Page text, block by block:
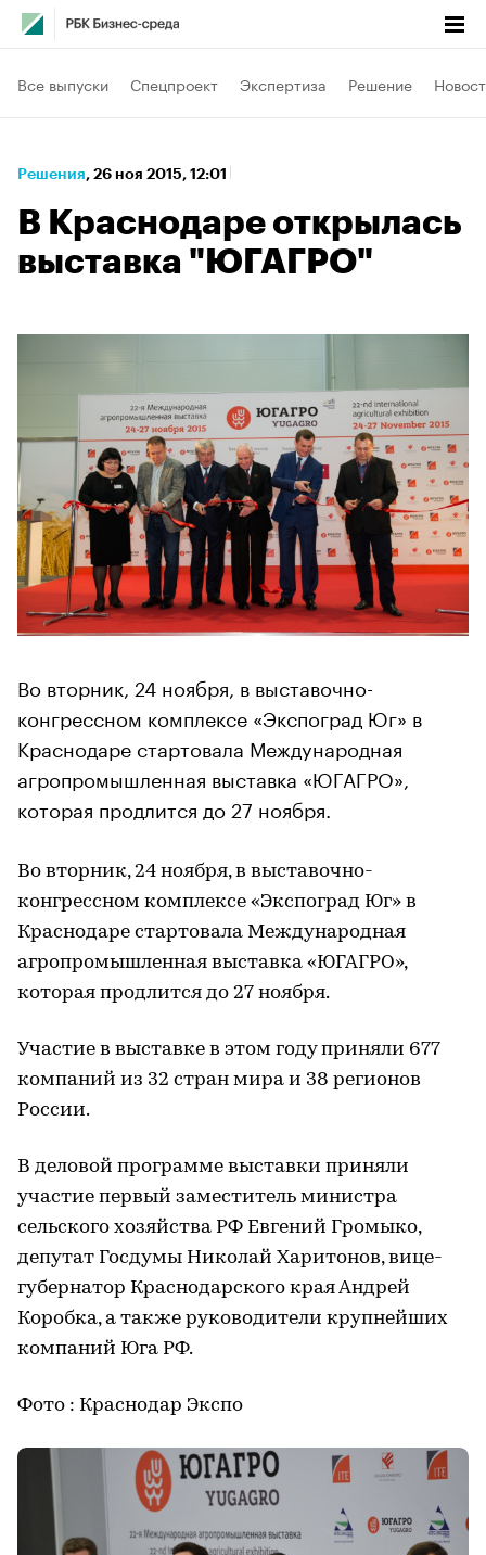
Все выпуски Спецпроект Экспертиза Решение
Решения⁠, 26 ноя 2015, 12:01
В Краснодаре открылась
выставка "ЮГАГРО"
Во вторник, 24 ноября, в выставочно-
конгрессном комплексе «Экспоград Юг» в
Краснодаре стартовала Международная
агропромышленная выставка «ЮГАГРО»,
которая продлится до 27 ноября.
Во вторник, 24 ноября, в выставочно-
конгрессном комплексе «Экспоград Юг» в
Краснодаре стартовала Международная
агропромышленная выставка «ЮГАГРО»,
которая продлится до 27 ноября.
Участие в выставке в этом году приняли 677
компаний из 32 стран мира и 38 регионов
России.
В деловой программе выставки приняли
участие первый заместитель министра
сельского хозяйства РФ Евгений Громыко,
депутат Госдумы Николай Харитонов, вице-
губернатор Краснодарского края Андрей
Коробка, а также руководители крупнейших
компаний Юга РФ.
Фото : Краснодар Экспо